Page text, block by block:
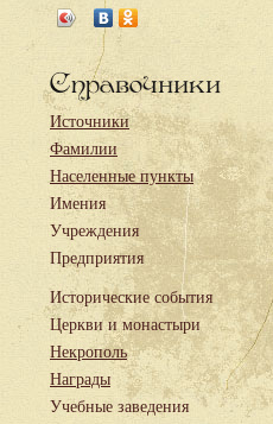
Справочники
Источники
Фамилии
Населенные пункты
Имения
Учреждения
Предприятия
Исторические события
Церкви и монастыри
Некрополь
Награды
Учебные заведения